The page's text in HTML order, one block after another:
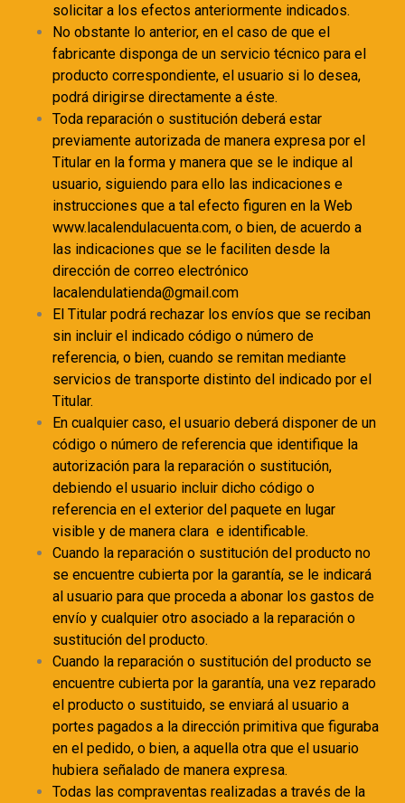
solicitar a los efectos anteriormente indicados.
No obstante lo anterior, en el caso de que el
fabricante disponga de un servicio técnico para el
producto correspondiente, el usuario si lo desea,
podrá dirigirse directamente a éste.
Toda reparación o sustitución deberá estar
previamente autorizada de manera expresa por el
Titular en la forma y manera que se le indique al
usuario, siguiendo para ello las indicaciones e
instrucciones que a tal efecto figuren en la Web
www.lacalendulacuenta.com, o bien, de acuerdo a
las indicaciones que se le faciliten desde la
dirección de correo electrónico
lacalendulatienda@gmail.com
El Titular podrá rechazar los envíos que se reciban
sin incluir el indicado código o número de
referencia, o bien, cuando se remitan mediante
servicios de transporte distinto del indicado por el
Titular.
En cualquier caso, el usuario deberá disponer de un
código o número de referencia que identifique la
autorización para la reparación o sustitución,
debiendo el usuario incluir dicho código o
referencia en el exterior del paquete en lugar
visible y de manera clara e identificable.
Cuando la reparación o sustitución del producto no
se encuentre cubierta por la garantía, se le indicará
al usuario para que proceda a abonar los gastos de
envío y cualquier otro asociado a la reparación o
sustitución del producto.
Cuando la reparación o sustitución del producto se
encuentre cubierta por la garantía, una vez reparado
el producto o sustituido, se enviará al usuario a
portes pagados a la dirección primitiva que figuraba
en el pedido, o bien, a aquella otra que el usuario
hubiera señalado de manera expresa.
Todas las compraventas realizadas a través de la